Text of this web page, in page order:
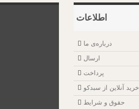
اطلاعات
درباره‌ی ما
ارسال
پرداخت
خرید آنلاین از سبدکو
حقوق و شرایط